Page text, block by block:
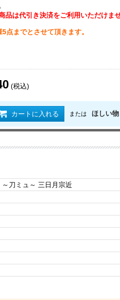
品は代引き決済をご利用いただけませ
点までとさせて頂きます。
(税込)
カートに入れる または ほしい
刀ミュ～ 三日月宗近